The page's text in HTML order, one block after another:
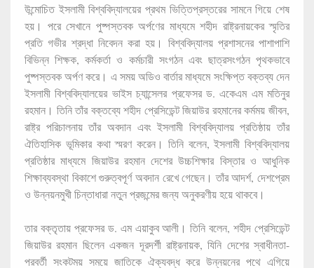
উন্মোচিত ইসলামী বিশ্ববিদ্যালয়ের প্রথম ভিত্তিপ্রস্তরের সামনে গিয়ে শেষ
হয়। পরে সেখানে পুষ্পস্তবক অর্পণের মাধ্যমে শহীদ রাষ্ট্রনায়কের স্মৃতির
প্রতি গভীর শ্রদ্ধা নিবেদন করা হয়। বিশ্ববিদ্যালয় প্রশাসনের পাশাপাশি
বিভিন্ন শিক্ষক, কর্মকর্তা ও কর্মচারী সংগঠন এবং ছাত্রসংগঠন পৃথকভাবে
পুষ্পস্তবক অর্পণ করে। এ সময় অডিও বার্তার মাধ্যমে সংক্ষিপ্ত বক্তব্য দেন
ইসলামী বিশ্ববিদ্যালয়ের ভাইস চ্যান্সেলর প্রফেসর ড. একেএম এম মতিনুর
রহমান। তিনি তাঁর বক্তব্যে শহীদ প্রেসিডেন্ট জিয়াউর রহমানের কর্মময় জীবন,
রাষ্ট্র পরিচালনায় তাঁর অবদান এবং ইসলামী বিশ্ববিদ্যালয় প্রতিষ্ঠায় তাঁর
ঐতিহাসিক ভূমিকার কথা স্মরণ করেন। তিনি বলেন, ইসলামী বিশ্ববিদ্যালয়
প্রতিষ্ঠার মাধ্যমে জিয়াউর রহমান দেশের উচ্চশিক্ষার বিস্তার ও আধুনিক
শিক্ষাব্যবস্থা বিকাশে গুরুত্বপূর্ণ অবদান রেখে গেছেন। তাঁর আদর্শ, দেশপ্রেম
ও উন্নয়নমুখী চিন্তাধারা নতুন প্রজন্মের জন্য অনুকরণীয় হয়ে থাকবে।
তার বক্তৃতায় প্রফেসর ড. এম এয়াকুব আলী। তিনি বলেন, শহীদ প্রেসিডেন্ট
জিয়াউর রহমান ছিলেন একজন দূরদর্শী রাষ্ট্রনায়ক, যিনি দেশের স্বাধীনতা-
পরবর্তী সংকটময় সময়ে জাতিকে ঐক্যবদ্ধ করে উন্নয়নের পথে এগিয়ে